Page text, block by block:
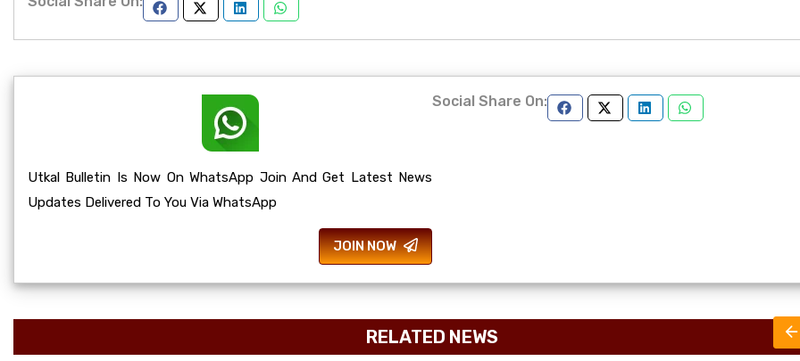
Utkal Bulletin Is Now On WhatsApp Join And Get Latest News
Updates Delivered To You Via WhatsApp
JOIN NOW
Social Share On:
RELATED NEWS